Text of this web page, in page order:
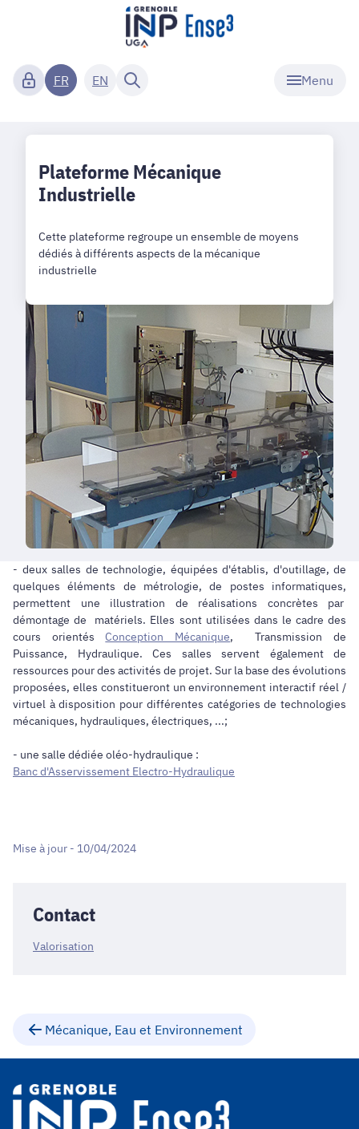
Menu
FR EN
Plateforme Mécanique
Industrielle
Cette plateforme regroupe un ensemble de moyens
dédiés à différents aspects de la mécanique
industrielle
- deux salles de technologie, équipées d'établis, d'outillage, de
quelques éléments de métrologie, de postes informatiques,
permettent une illustration de réalisations concrètes par
démontage de matériels. Elles sont utilisées dans le cadre des
cours orientésConception Mécanique, Transmission de
Puissance, Hydraulique. Ces salles servent également de
ressources pour des activités de projet. Sur la base des évolutions
proposées, elles constitueront un environnement interactif réel /
virtuel à disposition pour différentes catégories de technologies
mécaniques, hydrauliques, électriques, ...;
- une salle dédiée oléo-hydraulique :
Banc d'Asservissement Electro-Hydraulique
Mise à jour - 10/04/2024
Contact
Valorisation
Mécanique, Eau et Environnement